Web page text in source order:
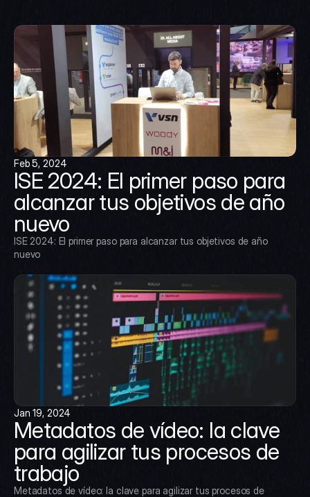
Feb 5, 2024
ISE 2024: El primer paso para
alcanzar tus objetivos de año
nuevo
ISE 2024: El primer paso para alcanzar tus objetivos de año
nuevo
Jan 19, 2024
Metadatos de vídeo: la clave
para agilizar tus procesos de
trabajo
Metadatos de vídeo: la clave para agilizar tus procesos de